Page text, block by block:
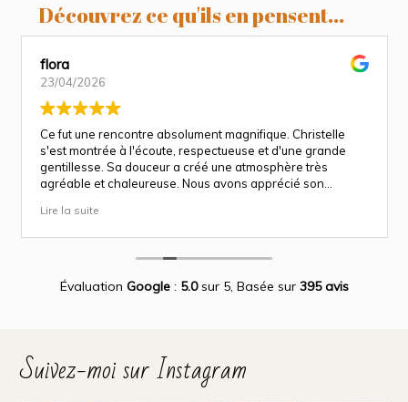
Découvrez ce qu'ils en pensent...
flora
23/04/2026
Ce fut une rencontre absolument magnifique. Christelle
s'est montrée à l'écoute, respectueuse et d'une grande
gentillesse. Sa douceur a créé une atmosphère très
agréable et chaleureuse. Nous avons apprécié son
(grossesse et naissance). Ce fut une expérience des plus
Encore merci infiniment.
Lire la suite
Évaluation Google: 5.0sur 5, Basée sur 395 avis
Suivez-moi sur Instagram